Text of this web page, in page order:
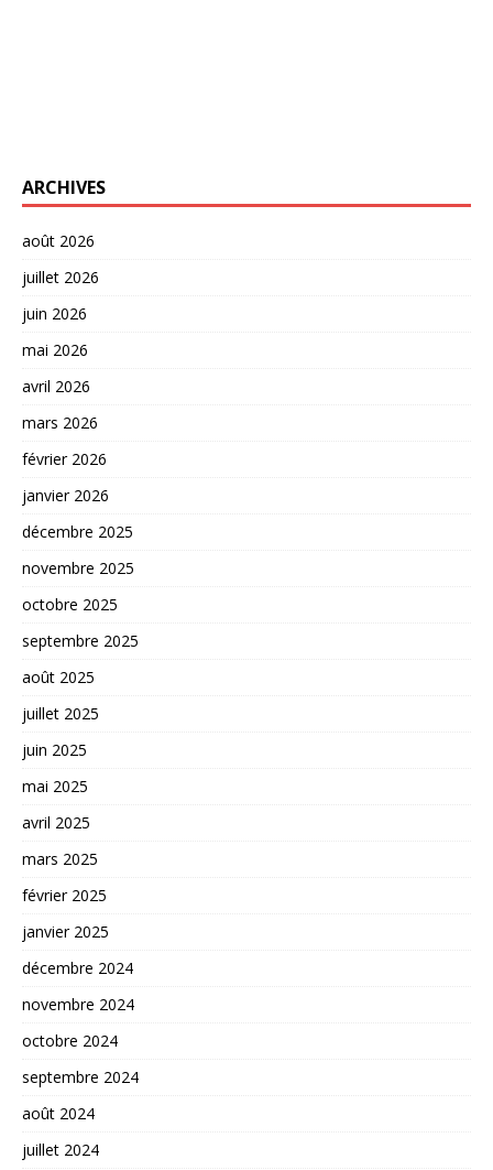
ARCHIVES
août 2026
juillet 2026
juin 2026
mai 2026
avril 2026
mars 2026
février 2026
janvier 2026
décembre 2025
novembre 2025
octobre 2025
septembre 2025
août 2025
juillet 2025
juin 2025
mai 2025
avril 2025
mars 2025
février 2025
janvier 2025
décembre 2024
novembre 2024
octobre 2024
septembre 2024
août 2024
juillet 2024